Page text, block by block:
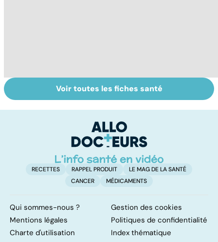
Médecins
étrangers : des
Tout savoir sur
les infections
Voir toutes les fiches santé
RECETTES RAPPEL PRODUIT
LE MAG DE LA SANTÉ
CANCER
MÉDICAMENTS
Qui sommes-nous ?
Gestion des cookies
Mentions légales
Politiques de confidentialité
Charte d'utilisation
Index thématique